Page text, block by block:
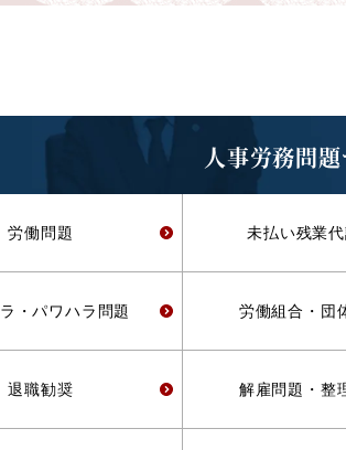
人事労務問
労働問題 未払い残業代
・パワハラ問題 労働組合・ 団
退職勧奨 解雇問題・ 整